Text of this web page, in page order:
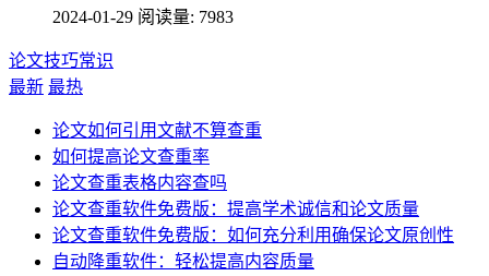
2024-01-29 阅读量: 7983
论文技巧常识
最新 最热
论文如何引用文献不算查重
如何提高论文查重率
论文查重表格内容查吗
论文查重软件免费版：提高学术诚信和论文质量
论文查重软件免费版：如何充分利用确保论文原创性
自动降重软件：轻松提高内容质量